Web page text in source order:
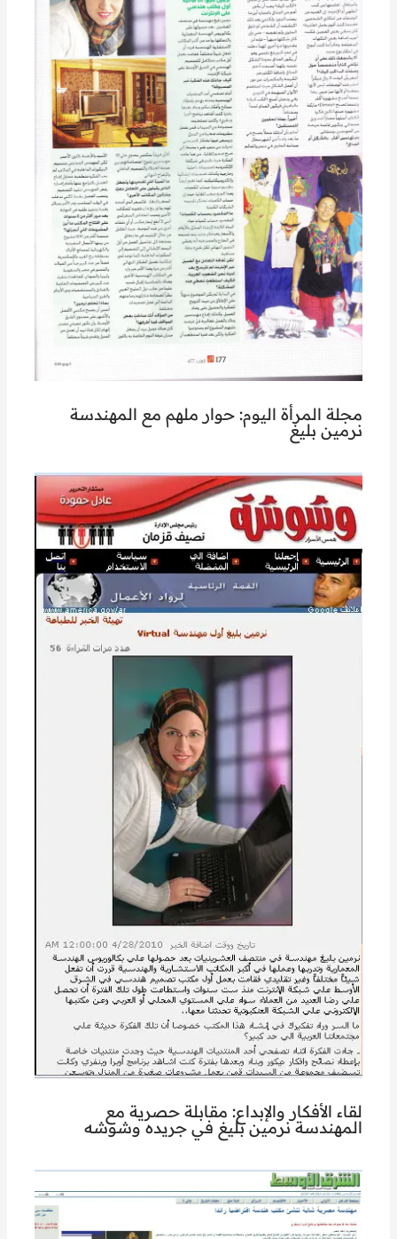
مجلة المرأة اليوم: حوار ملهم مع المهندسة
نرمين بليغ
لقاء الأفكار والإبداع: مقابلة حصرية مع
المهندسة نرمين بليغ في جريده وشوشه